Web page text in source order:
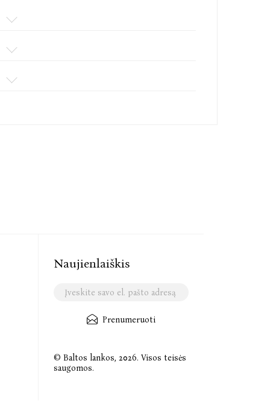
Naujienlaiškis
Prenumeruoti
© Baltos lankos, 2026. Visos teisės
saugomos.